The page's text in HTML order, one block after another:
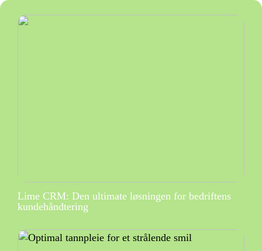
Lime CRM: Den ultimate løsningen for bedriftens
kundehåndtering